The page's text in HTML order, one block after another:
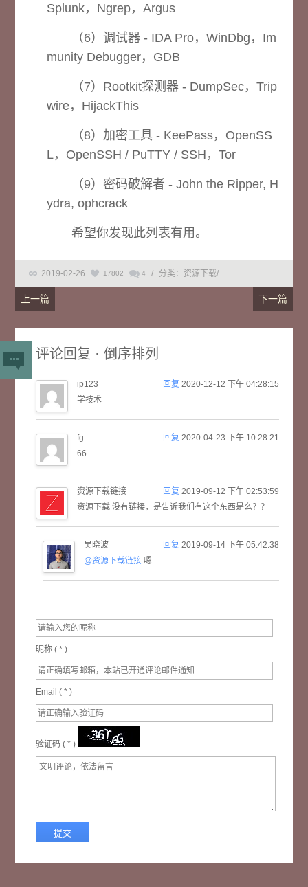
Splunk，Ngrep，Argus
（6）调试器 - IDA Pro，WinDbg，Im
munity Debugger，GDB
（7）Rootkit探测器 - DumpSec，Trip
wire，HijackThis
（8）加密工具 - KeePass，OpenSS
L，OpenSSH / PuTTY / SSH，Tor
（9）密码破解者 - John the Ripper, H
ydra, ophcrack
希望你发现此列表有用。
2019-02-26 17802 4 / 分类：资源下载/
上一篇 下一篇
评论回复 · 倒序排列
回复 2020-12-12 下午 04:28:15
ip123
学技术
回复 2020-04-23 下午 10:28:21
fg
66
回复 2019-09-12 下午 02:53:59
资源下载链接
资源下载 没有链接，是告诉我们有这个东西是么？？
回复 2019-09-14 下午 05:42:38
吴晓波
@资源下载链接 嗯
昵称 (*)
Email (*)
验证码 (*)